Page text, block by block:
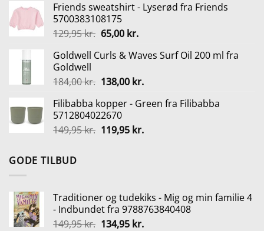
pris
var:
1.199,00 kr..
pris
Friends sweatshirt - Lyserød fra Friends
5700383108175
129,95kr. Den
pris
129,95 kr..
65,00 kr.Den
pris
65,00 kr..
Goldwell Curls & Waves Surf Oil 200 ml fra
Goldwell
184,00kr. Den
pris
var:
184,00 kr..
138,00 kr.Den
pris
138,00 kr..
Filibabba kopper - Green fra Filibabba
5712804022670
149,95kr. Den
119,95 kr.Den
GODE TILBUD
Traditioner og tudekiks - Mig og min familie 4
- Indbundet fra 9788763840408
149,95kr. Den
134,95 kr.Den